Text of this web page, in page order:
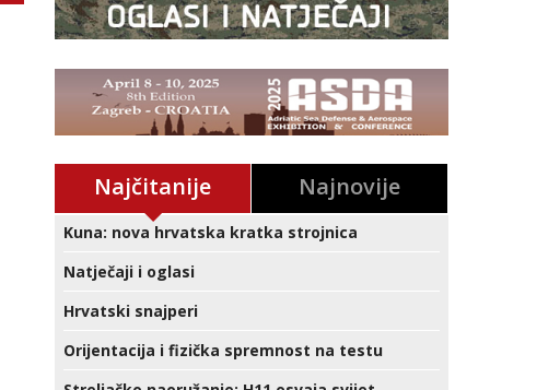
Najčitanije Najnovije
Kuna: nova hrvatska kratka strojnica
Natječaji i oglasi
Hrvatski snajperi
Orijentacija i fizička spremnost na testu